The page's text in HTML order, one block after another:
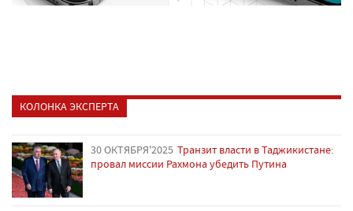
КОЛОНКА ЭКСПЕРТА
30 ОКТЯБРЯ'2025 Транзит власти в Таджикистане:
провал миссии Рахмона убедить Путина